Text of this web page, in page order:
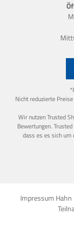
Nicht reduzierte
Wir nutzen Trusted
Bewertungen.
dass es es sich um
Impressum Hahn